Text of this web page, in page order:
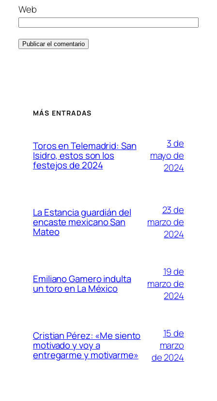
Web
MÁS ENTRADAS
Toros en Telemadrid: San
Isidro, estos son los
festejos de 2024
3 de
mayo de
2024
La Estancia guardián del
encaste mexicano San
Mateo
23 de
marzo de
2024
Emiliano Gamero indulta
un toro en La México
19 de
marzo de
2024
Cristian Pérez: «Me siento
motivado y voy a
entregarme y motivarme»
15 de
marzo
de 2024